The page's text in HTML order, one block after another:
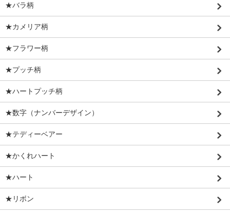
★バラ柄
★カメリア柄
★フラワー柄
★プッチ柄
★ハートプッチ柄
★数字（ナンバーデザイン）
★テディーベアー
★かくれハート
★ハート
★リボン